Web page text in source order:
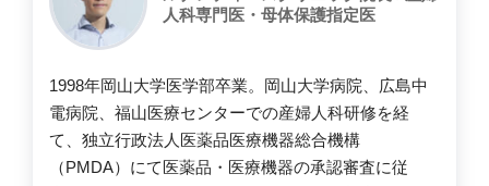
人科専門医・母体保護指定医
1998年岡山大学医学部卒業。岡山大学病院、広島中
電病院、福山医療センターでの産婦人科研修を経
て、独立行政法人医薬品医療機器総合機構
（PMDA）にて医薬品・医療機器の承認審査に従